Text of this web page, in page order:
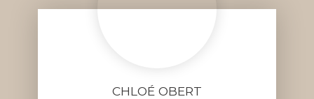
CHLOÉ OBERT